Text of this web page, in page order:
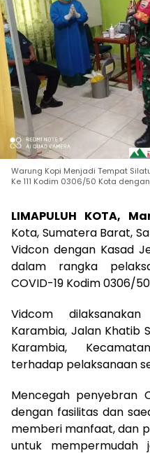
Warung Kopi Menjadi Tempat
Ke 111 Kodim 0306/50 Kota
LIMAPULUH KOTA,
Kota, Sumatera Barat,
Vidcon dengan Kasad
dalam rangka
COVID-19 Kodim 0306/
Vidcom
Karambia, Jalan Khatib
Karambia,
terhadap pelaksanaan
Mencegah penyebran
dengan fasilitas dan
memberi manfaat, dan
untuk mempermudah